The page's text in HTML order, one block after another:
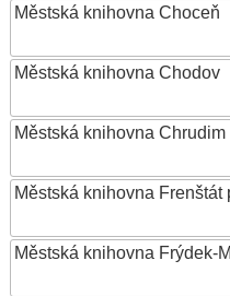
Městská knihovna Choceň
Městská knihovna Chodov
Městská knihovna Chrudim
Městská knihovna Frenštát
Městská knihovna Frýdek-